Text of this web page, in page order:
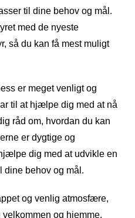
til dine behov og mål.
med de nyeste
så du kan få mest muligt
er meget venligt og
til at hjælpe dig med at nå
råd om, hvordan du kan
er dygtige og
dig med at udvikle en
behov og mål.
og venlig atmosfære,
og hjemme.